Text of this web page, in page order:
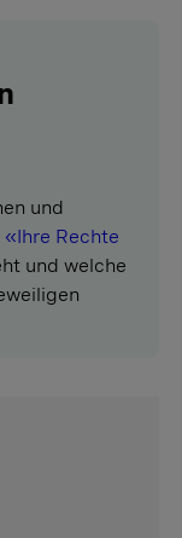
und
Rechte
und welche